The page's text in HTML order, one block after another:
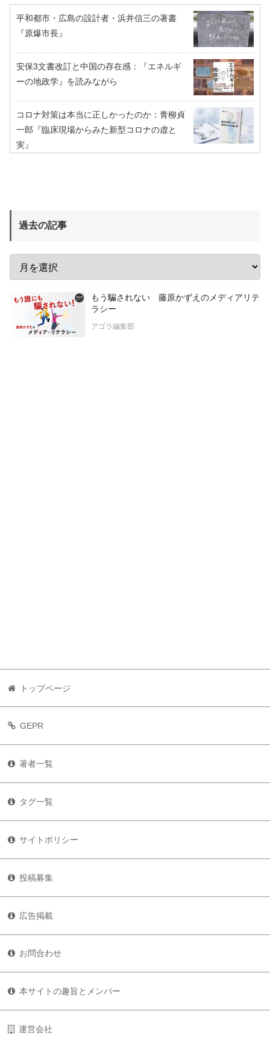
平和都市・広島の設計者・浜井信三の著書
『原爆市長』
安保3文書改訂と中国の存在感：『エネルギ
ーの地政学』を読みながら
コロナ対策は本当に正しかったのか：青柳貞
一郎『臨床現場からみた新型コロナの虚と
実』
過去の記事
もう騙されない 藤原かずえのメディアリテ
ラシー
アゴラ編集部
トップページ
GEPR
著者一覧
タグ一覧
サイトポリシー
投稿募集
広告掲載
お問合わせ
本サイトの趣旨とメンバー
運営会社